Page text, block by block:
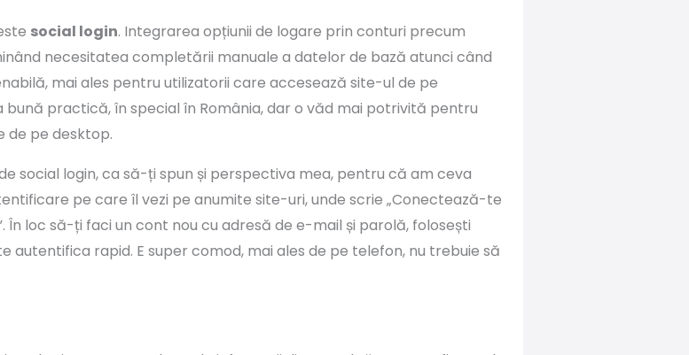
social login. Integrarea opțiunii de logare prin conturi precum
necesitatea completării manuale a datelor de bază atunci când
mai ales pentru utilizatorii care accesează site-ul de pe
practică, în special în România, dar o văd mai potrivită pentru
de pe desktop.
social login, ca să-ți spun și perspectiva mea, pentru că am ceva
pe care îl vezi pe anumite site-uri, unde scrie „Conectează-te
În loc să-ți faci un cont nou cu adresă de e-mail și parolă, folosești
autentifica rapid. E super comod, mai ales de pe telefon, nu trebuie să